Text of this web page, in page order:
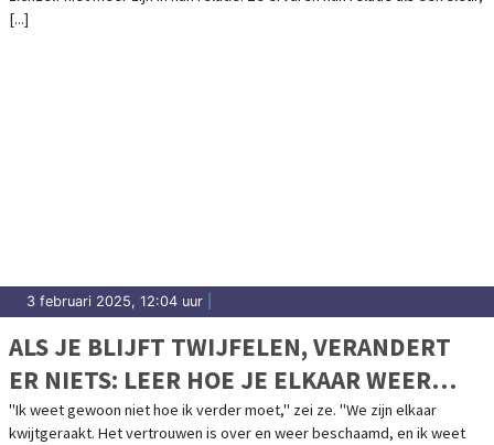
[...]
3 februari 2025, 12:04 uur
ALS JE BLIJFT TWIJFELEN, VERANDERT
ER NIETS: LEER HOE JE ELKAAR WEER
KUNT VERTROUWEN EN BEGRIJPEN
"Ik weet gewoon niet hoe ik verder moet," zei ze. "We zijn elkaar
kwijtgeraakt. Het vertrouwen is over en weer beschaamd, en ik weet